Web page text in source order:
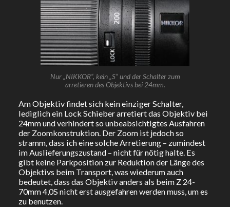
Nur „NIKKOR“, kein „S“ und der Schalter zum
arretieren des Objektivs bei 24mm.
Am Objektiv findet sich kein einziger Schalter,
lediglich ein Lock Schieber arretiert das Objektiv bei
24mm und verhindert so unbeabsichtigtes Ausfahren
der Zoomkonstruktion. Der Zoom ist jedoch so
stramm, dass ich eine solche Arretierung – zumindest
im Auslieferungszustand – nicht für nötig halte. Es
gibt keine Parkposition zur Reduktion der Länge des
Objektivs beim Transport, was wiederum auch
bedeutet, dass das Objektiv anders als beim Z 24-
70mm 4,0S nicht erst ausgefahren werden muss, um es
zu benutzen.